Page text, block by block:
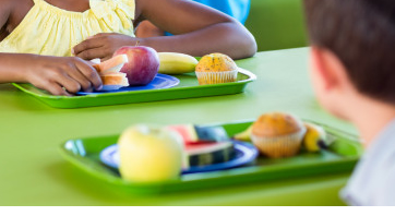
Le Centre Communal d'Action Social
Les aides sociales
Logement
Antenne Municipale de Développement et de
Cohésion Sociale
Epicerie sociale et solidaire "Rayon de Soleil"
Bornes de collecte de l'ACISE
scolaire
maternelles et primaire
de loisirs - ALSH
famille
ENFANCE